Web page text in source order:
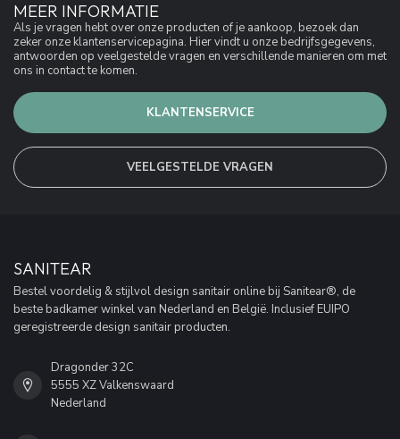
MEER INFORMATIE
Als je vragen hebt over onze producten of je aankoop, bezoek dan
zeker onze klantenservicepagina. Hier vindt u onze bedrijfsgegevens,
antwoorden op veelgestelde vragen en verschillende manieren om met
ons in contact te komen.
KLANTENSERVICE
VEELGESTELDE VRAGEN
SANITEAR
Bestel voordelig & stijlvol design sanitair online bij Sanitear®, de
beste badkamer winkel van Nederland en België. Inclusief EUIPO
geregistreerde design sanitair producten.
Dragonder 32C
5555 XZ Valkenswaard
Nederland